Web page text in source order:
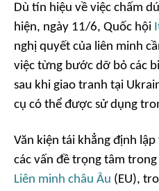
Dù tín hiệu về việc chấm
hiện, ngày 11/6, Quốc hội
nghị quyết của liên minh
việc từng bước dỡ bỏ các
sau khi giao tranh tại
cụ có thể được sử dụng
Văn kiện tái khẳng định
các vấn đề trọng tâm
Liên minh châu Âu (EU),